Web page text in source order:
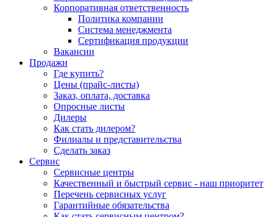
Корпоративная ответственность
Политика компании
Система менеджмента
Сертификация продукции
Вакансии
Продажи
Где купить?
Цены (прайс-листы)
Заказ, оплата, доставка
Опросные листы
Дилеры
Как стать дилером?
Филиалы и представительства
Сделать заказ
Сервис
Сервисные центры
Качественный и быстрый сервис - наш приоритет
Перечень сервисных услуг
Гарантийные обязательства